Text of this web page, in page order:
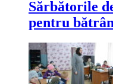
Sărbătorile
pentru